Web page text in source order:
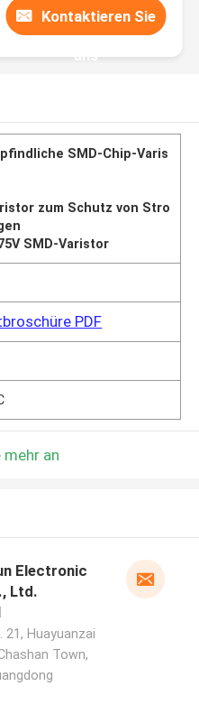
Kontaktieren Sie
uns
SMD-Chip-Varis
zum Schutz von Stro
SMD-Varistor
PDF
mehr an
Electronic
Ltd.
21, Huayuanzai
Town,